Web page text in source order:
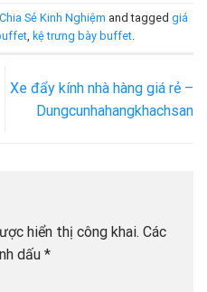
Sẻ Kinh Nghiệm and tagged giá
, kệ trưng bày buffet.
Xe đẩy kính nhà hàng giá rẻ –
Dungcunhahangkhachsan
hiển thị công khai. Các
dấu *